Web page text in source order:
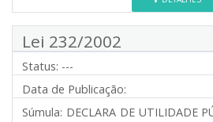
Lei 232/2002
Status: ---
Data de Publicação:
Súmula: DECLARA DE UTILIDADE